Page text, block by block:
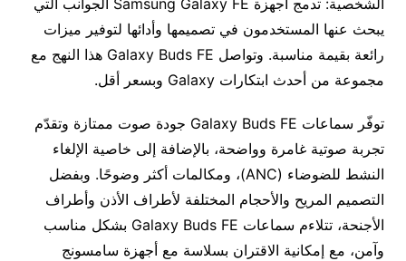
الشخصية: تدمج أجهزة Samsung Galaxy FE الجوانب التي
يبحث عنها المستخدمون في تصميمها وأدائها لتوفير ميزات
رائعة بقيمة مناسبة. وتواصل Galaxy Buds FE هذا النهج مع
مجموعة من أحدث ابتكارات Galaxy وبسعر أقل.
توفّر سماعات Galaxy Buds FE جودة صوت ممتازة وتقدّم
تجربة صوتية غامرة وواضحة، بالإضافة إلى خاصية الإلغاء
النشط للضوضاء (ANC)، ومكالمات أكثر وضوحًا. وبفضل
التصميم المريح والأحجام المختلفة لأطراف الأذن وأطراف
الأجنحة، تتلاءم سماعات Galaxy Buds FE بشكل مناسب
وآمن، مع إمكانية الاقتران بسلاسة مع أجهزة سامسونج